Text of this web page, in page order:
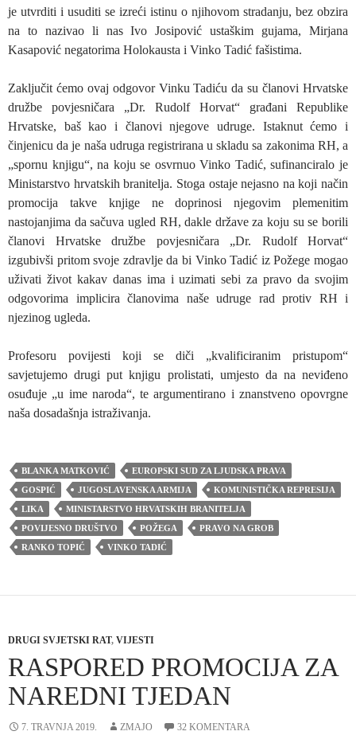
je utvrditi i usuditi se izreći istinu o njihovom stradanju, bez obzira
na to nazivao li nas Ivo Josipović ustaškim gujama, Mirjana
Kasapović negatorima Holokausta i Vinko Tadić fašistima.
Zaključit ćemo ovaj odgovor Vinku Tadiću da su članovi Hrvatske
družbe povjesničara „Dr. Rudolf Horvat“ građani Republike
Hrvatske, baš kao i članovi njegove udruge. Istaknut ćemo i
činjenicu da je naša udruga registrirana u skladu sa zakonima RH, a
„spornu knjigu“, na koju se osvrnuo Vinko Tadić, sufinanciralo je
Ministarstvo hrvatskih branitelja. Stoga ostaje nejasno na koji način
promocija takve knjige ne doprinosi njegovim plemenitim
nastojanjima da sačuva ugled RH, dakle države za koju su se borili
članovi Hrvatske družbe povjesničara „Dr. Rudolf Horvat“
izgubivši pritom svoje zdravlje da bi Vinko Tadić iz Požege mogao
uživati život kakav danas ima i uzimati sebi za pravo da svojim
odgovorima implicira članovima naše udruge rad protiv RH i
njezinog ugleda.
Profesoru povijesti koji se diči „kvalificiranim pristupom“
savjetujemo drugi put knjigu prolistati, umjesto da na neviđeno
osuđuje „u ime naroda“, te argumentirano i znanstveno opovrgne
naša dosadašnja istraživanja.
BLANKA MATKOVIĆ
EUROPSKI SUD ZA LJUDSKA PRAVA
GOSPIĆ
JUGOSLAVENSKA ARMIJA
KOMUNISTIČKA REPRESIJA
LIKA
MINISTARSTVO HRVATSKIH BRANITELJA
POVIJESNO DRUŠTVO
POŽEGA
PRAVO NA GROB
RANKO TOPIĆ
VINKO TADIĆ
DRUGI SVJETSKI RAT, VIJESTI
RASPORED PROMOCIJA ZA
NAREDNI TJEDAN
7. TRAVNJA 2019. ZMAJO 32 KOMENTARA